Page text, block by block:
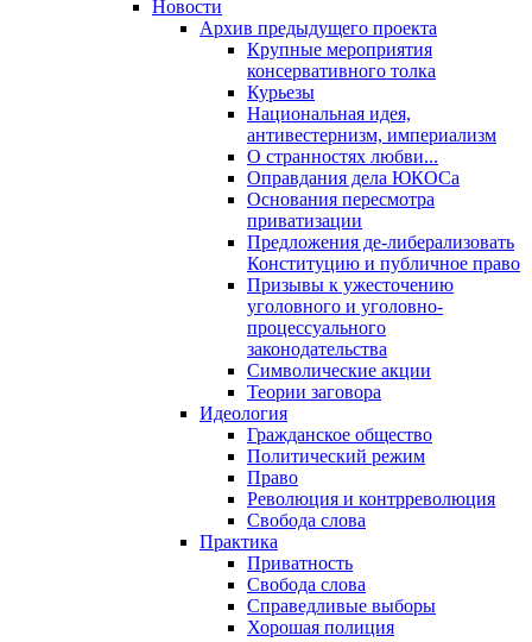
Новости
Архив предыдущего проекта
Крупные мероприятия
консервативного толка
Курьезы
Национальная идея,
антивестернизм, империализм
О странностях любви...
Оправдания дела ЮКОСа
Основания пересмотра
приватизации
Предложения де-либерализовать
Конституцию и публичное право
Призывы к ужесточению
уголовного и уголовно-
процессуального
законодательства
Символические акции
Теории заговора
Идеология
Гражданское общество
Политический режим
Право
Революция и контрреволюция
Свобода слова
Практика
Приватность
Свобода слова
Справедливые выборы
Хорошая полиция